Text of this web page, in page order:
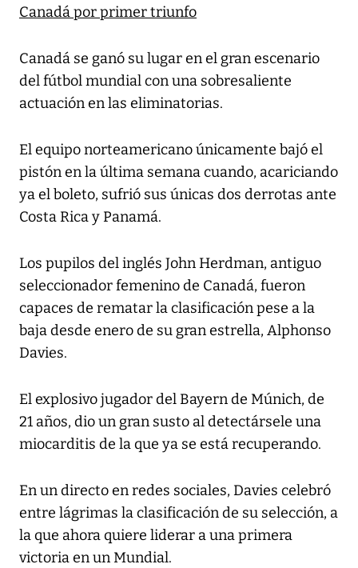
Canadá por primer triunfo
Canadá se ganó su lugar en el gran escenario
del fútbol mundial con una sobresaliente
actuación en las eliminatorias.
El equipo norteamericano únicamente bajó el
pistón en la última semana cuando, acariciando
ya el boleto, sufrió sus únicas dos derrotas ante
Costa Rica y Panamá.
Los pupilos del inglés John Herdman, antiguo
seleccionador femenino de Canadá, fueron
capaces de rematar la clasificación pese a la
baja desde enero de su gran estrella, Alphonso
Davies.
El explosivo jugador del Bayern de Múnich, de
21 años, dio un gran susto al detectársele una
miocarditis de la que ya se está recuperando.
En un directo en redes sociales, Davies celebró
entre lágrimas la clasificación de su selección, a
la que ahora quiere liderar a una primera
victoria en un Mundial.